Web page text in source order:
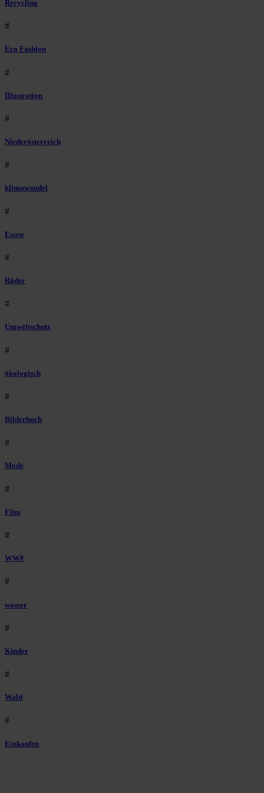
Recycling
#
Eco Fashion
#
Illustration
#
Niederösterreich
#
klimawandel
#
Essen
#
Räder
#
Umweltschutz
#
ökologisch
#
Bilderbuch
#
Mode
#
Film
#
WWF
#
wasser
#
Kinder
#
Wald
#
Einkaufen